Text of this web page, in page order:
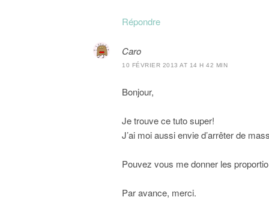
Répondre
Caro
10 FÉVRIER 2013 AT 14 H 42 MIN
Bonjour,
Je trouve ce tuto super!
J’ai moi aussi envie d’arrêter de
Pouvez vous me donner les
Par avance, merci.